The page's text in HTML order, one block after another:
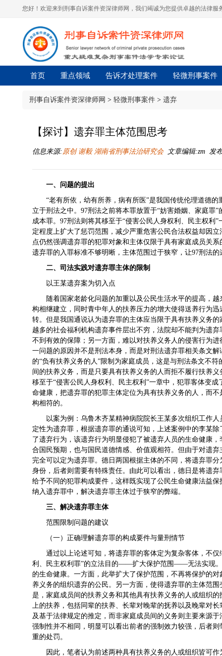
您好！欢迎来到刑事自诉案件资深律师网，我们竭诚为您提供卓越的法律服
首页 重点领域 告诉才处理案件 轻微刑事案件
刑事自诉案件资深律师网 > 轻微刑事案件 > 遗弃
【探讨】遗弃罪主体范围思考
信息来源:原创 谢毅 湖南省刑事法治研究会文章编辑:zm 发
一、 问题的提出
“老有所依，幼有所养，病有所医”是我国传统伦理道德
立于刑法之中。97刑法之前将本罪放置于“妨害婚姻、家庭罪
成本罪。97刑法则将其移至于“侵害公民人身权利、民主权利
定程度上扩大了惩罚范围，减少严重危害公民合法权益却因
点仍然强调遗弃罪的犯罪对象和主体仅限于具有家庭成员关
遗弃罪的入罪标准不够明晰，主体范围过于狭窄，让97刑法
二、 司法实践对遗弃罪主体的限制
以王某遗弃案为切入点
随着国家老龄化问题的加重以及公民生活水平的提高，
构相继建立，同时青中年人的扶养压力的增大使得送养行为
转。但是我国通说认为遗弃罪的主体应当限于具有扶养义务
越多的社会福利机构遗弃事件层出不穷，法院却不能判为遗
不到有效的保障；另一方面，难以对扶养义务人的侵害行为
一问题的原因并不是刑法本身，而是对刑法遗弃罪相关条文
的“负有扶养义务的人”限制为家庭成员，这是与刑法条文不
间的扶养义务，而是只要具有扶养义务的人而拒不履行扶养
移至于“侵害公民人身权利、民主权利”一章中，犯罪客体变
命健康，把遗弃罪的犯罪主体定位为具有扶养义务的人，而
构相符的。
以案为例：乌鲁木齐某精神病院院长王某多次组织工作
定性为遗弃罪，根据遗弃罪的通说可知，上述案例中的李某
了遗弃行为，该遗弃行为明显侵犯了被遗弃人员的生命健康
合国民预期，也与国民道德情感、价值观相符。但由于对遗
完全可以定为遗弃罪。德日两国根据主体的不同，将遗弃罪
身份，后者则需要有特殊责任。由此可以看出，德日是将遗
给予不同的犯罪构成要件，这样既实现了公民生命健康法益
纳入遗弃罪中，解决遗弃罪主体过于狭窄的弊端。
三、 解决遗弃罪主体
范围限制问题的建议
（一）正确理解遗弃罪的构成要件与量刑情节
通过以上论述可知，将遗弃罪的客体定为复杂客体，不
利、民主权利罪”的立法目的——扩大保护范围——无法实现
的生命健康。一方面，此举扩大了保护范围，不再将保护的
养义务的组织遗弃的公民。另一方面，使得遗弃罪的主体范
是，家庭成员间的扶养义务和其他具有扶养义务的人或组织
上的扶养，包括同辈的扶养、长辈对晚辈的抚养以及晚辈对
及基于法律规定的推定，而非家庭成员间的义务则主要来源
强制性并不相同，明显可以看出前者的强制效力较强，后者
重的处罚。
因此，笔者认为前述两种具有扶养义务的人或组织皆可